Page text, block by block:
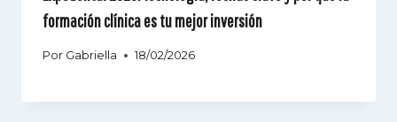
formación clínica es tu mejor inversión
Por Gabriella 18/02/2026